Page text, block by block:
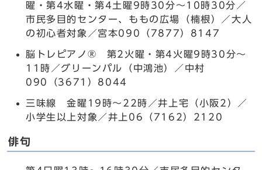
曜・第4水曜・第4土曜9時30分～10時30分／
市民多目的センター、ももの広場（楠根）／大人
の初心者対象／宮本090（7877）8147
脳トレピアノ® 第2火曜・第4火曜9時30分～
11時／グリーンパル（中鴻池）／中村
090（3671）8044
三味線 金曜19時～22時／井上宅（小阪2）／
小学生以上対象／井上06（7162）2120
俳句